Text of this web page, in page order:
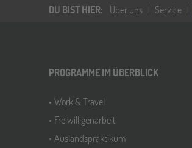
DU BIST HIER: Über uns Service
PROGRAMME IM ÜBERBLICK
Work & Travel
Freiwilligenarbeit
Auslandspraktikum